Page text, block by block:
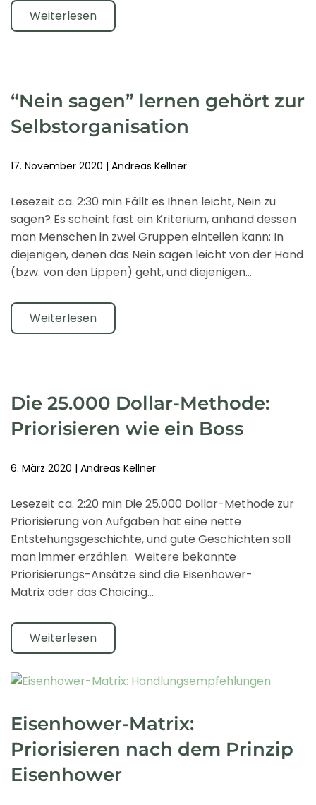
Weiterlesen
“Nein sagen” lernen gehört zur
Selbstorganisation
17. November 2020 | Andreas Kellner
Lesezeit ca. 2:30 min Fällt es Ihnen leicht, Nein zu
sagen? Es scheint fast ein Kriterium, anhand dessen
man Menschen in zwei Gruppen einteilen kann: In
diejenigen, denen das Nein sagen leicht von der Hand
(bzw. von den Lippen) geht, und diejenigen…
Weiterlesen
Die 25.000 Dollar-Methode:
Priorisieren wie ein Boss
6. März 2020 | Andreas Kellner
Lesezeit ca. 2:20 min Die 25.000 Dollar-Methode zur
Priorisierung von Aufgaben hat eine nette
Entstehungsgeschichte, und gute Geschichten soll
man immer erzählen. Weitere bekannte
Priorisierungs-Ansätze sind die Eisenhower-
Matrix oder das Choicing…
Weiterlesen
Eisenhower-Matrix:
Priorisieren nach dem Prinzip
Eisenhower